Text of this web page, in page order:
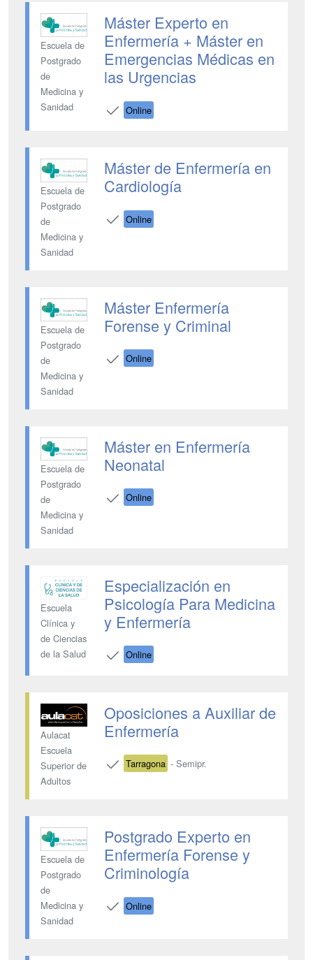
Escuela de
Postgrado
de
Medicina y
Sanidad
Máster Experto en
Enfermería + Máster en
Emergencias Médicas en
las Urgencias
Online
Escuela de
Postgrado
de
Medicina y
Sanidad
Máster de Enfermería en
Cardiología
Online
Escuela de
Postgrado
de
Medicina y
Sanidad
Máster Enfermería
Forense y Criminal
Online
Escuela de
Postgrado
de
Medicina y
Sanidad
Máster en Enfermería
Neonatal
Online
Escuela
Clínica y
de Ciencias
de la Salud
Especialización en
Psicología Para Medicina
y Enfermería
Online
Aulacat
Escuela
Superior de
Adultos
Oposiciones a Auxiliar de
Enfermería
Tarragona - Semipr.
Escuela de
Postgrado
de
Medicina y
Sanidad
Postgrado Experto en
Enfermería Forense y
Criminología
Online